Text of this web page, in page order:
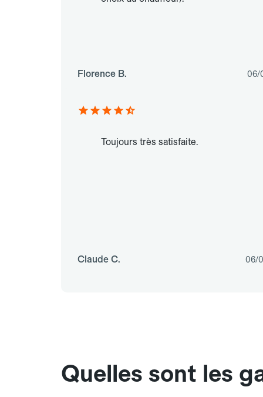
Florence B. 06/
Toujours très satisfaite.
Claude C. 06/
Quelles sont les